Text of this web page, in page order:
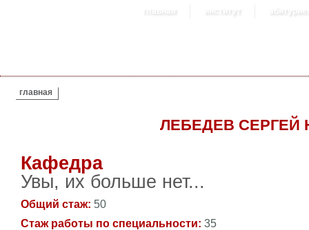
главная институт
ВЫ ЗДЕСЬ
главная
ЛЕБЕДЕВ СЕРГЕЙ
Кафедра
Увы, их больше нет...
Общий стаж: 50
Стаж работы по специальности: 35